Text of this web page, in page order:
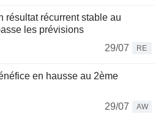
résultat récurrent stable au
les prévisions
29/07
RE
en hausse au 2ème
29/07
AW